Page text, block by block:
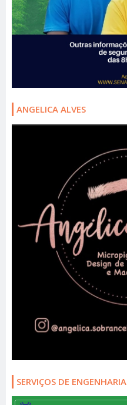
ANGELICA ALVES
SERVIÇOS DE ENGENHARIA